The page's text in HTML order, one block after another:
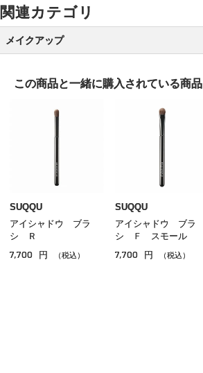
関連カテゴリ
メイクアップ
グロス
チーク
シェーディング・ハイライト
この商品と一緒に購入されている商品
SUQQU
アイシャドウ ブラ
シ Ｒ
7,700 円 （税込）
SUQQU
アイシャドウ ブラ
シ Ｆ スモール
7,700 円 （税込）